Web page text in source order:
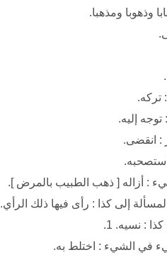
وذهوبا ومذهبا.
تركه.
إليه.
: انقضى.
: أزاله [ ذهب الطبيب بالمرض ].
إلى كذا : رأى فيها ذلك الرأي. 1.
: نسيه. 1.
في الشيء : اختلط به.